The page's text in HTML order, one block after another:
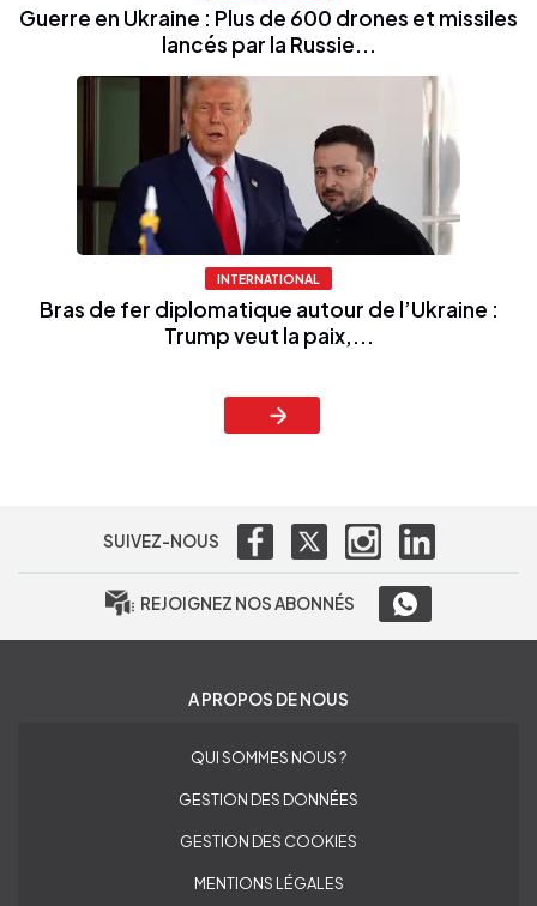
Guerre en Ukraine : Plus de 600 drones et missiles
lancés par la Russie...
INTERNATIONAL
Bras de fer diplomatique autour de l’Ukraine :
Trump veut la paix,...
SUIVEZ-NOUS
REJOIGNEZ NOS ABONNÉS
A PROPOS DE NOUS
QUI SOMMES NOUS ?
GESTION DES DONNÉES
GESTION DES COOKIES
MENTIONS LÉGALES